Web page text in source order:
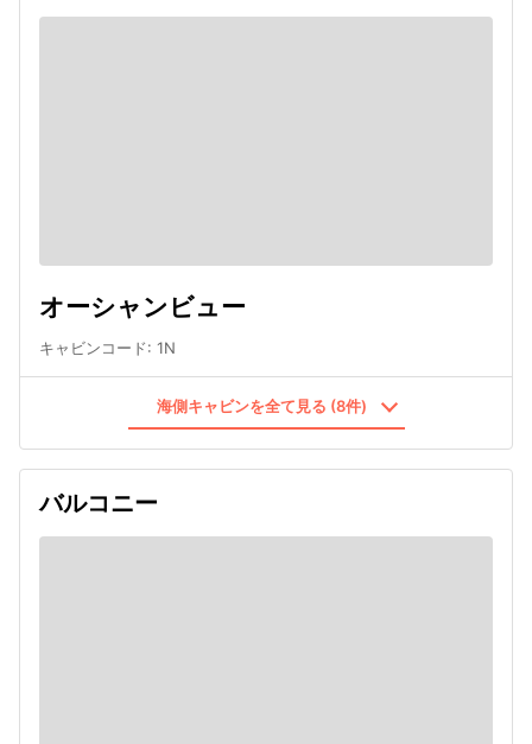
オーシャンビュー
キャビンコード: 1N
海側キャビンを全て見る (8件)
バルコニー